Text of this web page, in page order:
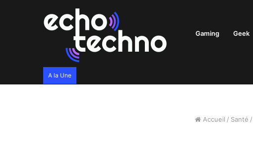
Gaming Geek
A la Une
Accueil / Santé /